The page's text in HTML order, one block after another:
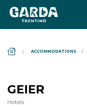
ACCOMMODATIONS
GEIER
Hotels